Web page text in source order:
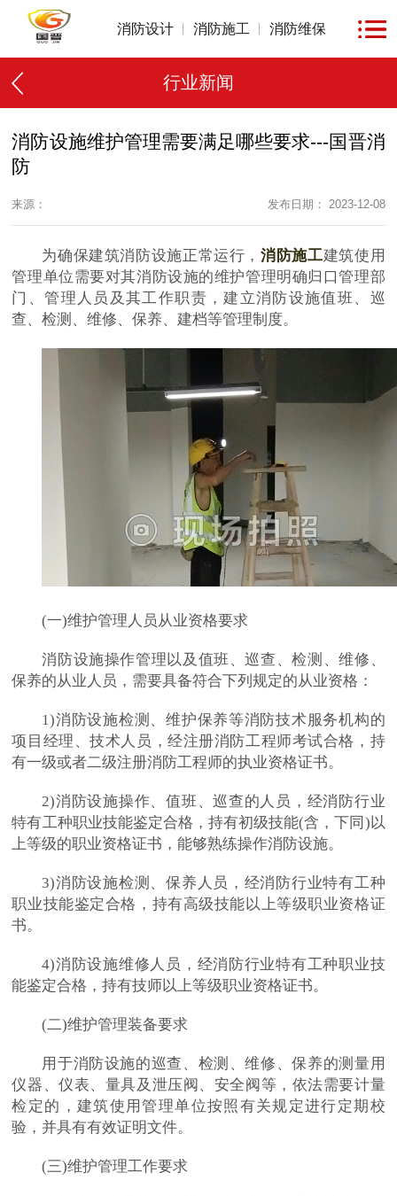
消防设计 消防施工 消防维保
行业新闻
消防设施维护管理需要满足哪些要求---国晋消
防
来源： 发布日期： 2023-12-08
为确保建筑消防设施正常运行，消防施工建筑使用
管理单位需要对其消防设施的维护管理明确归口管理部
门、管理人员及其工作职责，建立消防设施值班、巡
查、检测、维修、保养、建档等管理制度。
(一)维护管理人员从业资格要求
消防设施操作管理以及值班、巡查、检测、维修、
保养的从业人员，需要具备符合下列规定的从业资格：
1)消防设施检测、维护保养等消防技术服务机构的
项目经理、技术人员，经注册消防工程师考试合格，持
有一级或者二级注册消防工程师的执业资格证书。
2)消防设施操作、值班、巡查的人员，经消防行业
特有工种职业技能鉴定合格，持有初级技能(含，下同)以
上等级的职业资格证书，能够熟练操作消防设施。
3)消防设施检测、保养人员，经消防行业特有工种
职业技能鉴定合格，持有高级技能以上等级职业资格证
书。
4)消防设施维修人员，经消防行业特有工种职业技
能鉴定合格，持有技师以上等级职业资格证书。
(二)维护管理装备要求
用于消防设施的巡查、检测、维修、保养的测量用
仪器、仪表、量具及泄压阀、安全阀等，依法需要计量
检定的，建筑使用管理单位按照有关规定进行定期校
验，并具有有效证明文件。
(三)维护管理工作要求